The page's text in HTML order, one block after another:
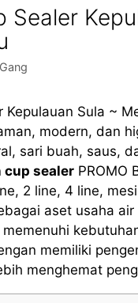
Sealer
Kepulauan Sula ~
modern, dan
sari buah, saus,
cup sealer PROMO
2 line, 4 line,
aset usaha
memiliki
menghemat